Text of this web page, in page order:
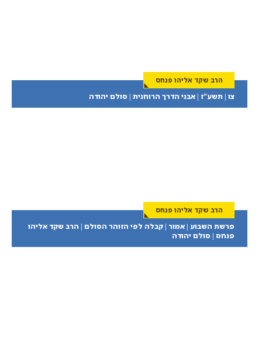
הרב שקד אליהו פנחס
צו | תשע”ז | אבני הדרך הרוחנית | סולם יהודה
הרב שקד אליהו פנחס
פרשת השבוע | אמור | קבלה לפי הזוהר הסולם | הרב שקד אליהו
פנחס | סולם יהודה